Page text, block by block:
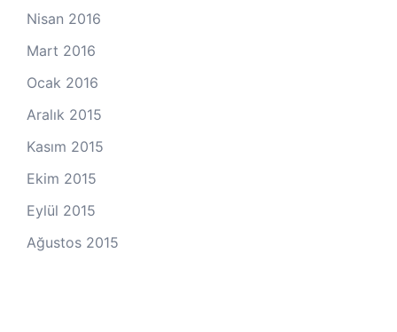
Nisan 2016
Mart 2016
Ocak 2016
Aralık 2015
Kasım 2015
Ekim 2015
Eylül 2015
Ağustos 2015